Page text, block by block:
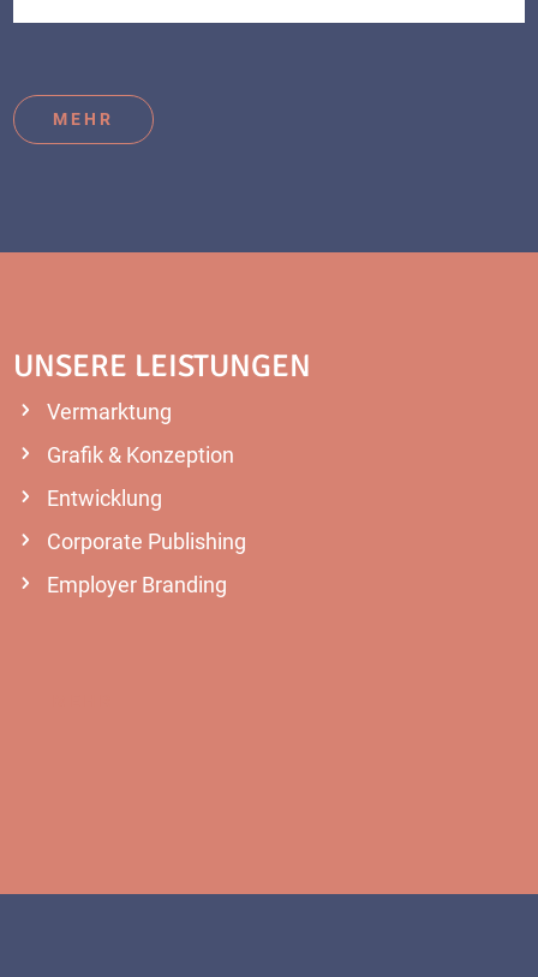
MEHR
UNSERE LEISTUNGEN
Vermarktung
Grafik & Konzeption
Entwicklung
Corporate Publishing
Employer Branding